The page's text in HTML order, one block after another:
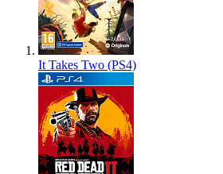
It Takes Two (PS4)